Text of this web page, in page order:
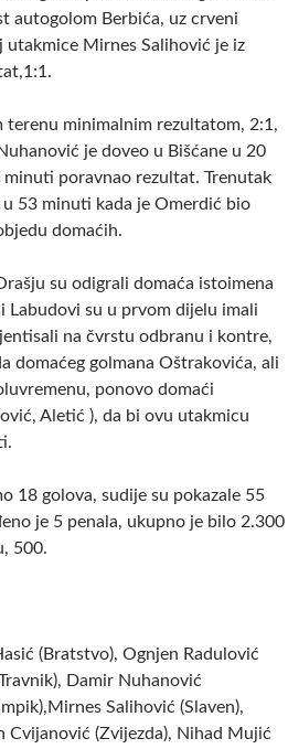
autogolom Berbića, uz crveni
utakmice Mirnes Salihović je iz
terenu minimalnim rezultatom, 2:1,
je doveo u Bišćane u 20
poravnao rezultat. Trenutak
53 minuti kada je Omerdić bio
domaćih.
su odigrali domaća istoimena
Labudovi su u prvom dijelu imali
na čvrstu odbranu i kontre,
domaćeg golmana Oštrakovića, ali
ponovo domaći
Aletić ), da bi ovu utakmicu
18 golova, sudije su pokazale 55
je 5 penala, ukupno je bilo 2.300
500.
(Bratstvo), Ognjen Radulović
Damir Nuhanović
Salihović (Slaven),
Cvijanović (Zvijezda), Nihad Mujić